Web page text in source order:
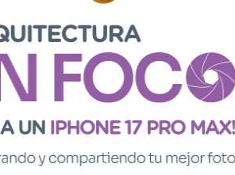
participó activamente en el
en el apoyo a la convocatoria y en
reafirmando así su compromiso
social, fortalecimiento
La iniciativa se alinea con la
a la circulación del arte fuera de
de las personas.